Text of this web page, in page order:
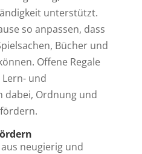
unterstützt.
so anpassen, dass
Bücher und
Offene Regale
und
dabei, Ordnung und
neugierig und